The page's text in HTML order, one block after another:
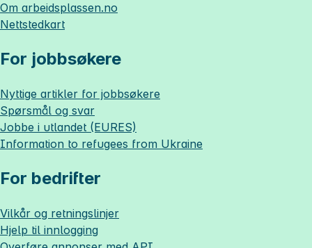
Om arbeidsplassen.no
Nettstedkart
For jobbsøkere
Nyttige artikler for jobbsøkere
Spørsmål og svar
Jobbe i utlandet (EURES)
Information to refugees from Ukraine
For bedrifter
Vilkår og retningslinjer
Hjelp til innlogging